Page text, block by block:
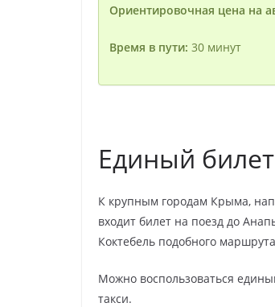
Ориентировочная цена на
Время в пути: 30 минут
Единый
К крупным городам Крыма,
входит билет на поезд до
Коктебель подобного
Можно воспользоваться
такси.